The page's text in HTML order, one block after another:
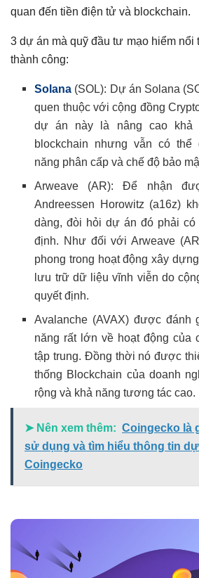
quan đến tiền điện tử và blockchain.
3 dự án mà quỹ đầu tư mạo hiểm nổi
thành công:
Solana (SOL): Dự án Solana
quen thuộc với cộng đồng
dự án này là nâng cao khả
blockchain nhưng vẫn có
năng phân cấp và chế độ bảo
Arweave (AR): Để nhận
Andreessen Horowitz (a16z)
dàng, đòi hỏi dự án đó phải có
định. Như đối với Arweave
phong trong hoạt động xây
lưu trữ dữ liệu vĩnh viễn do
quyết định.
Avalanche (AVAX) được
năng rất lớn về hoạt động của
tập trung. Đồng thời nó được
thống Blockchain của doanh
rộng và khả năng tương tác cao.
➤ Nên xem thêm: Coingecko là
sử dụng và tìm hiểu thông tin
Coingecko